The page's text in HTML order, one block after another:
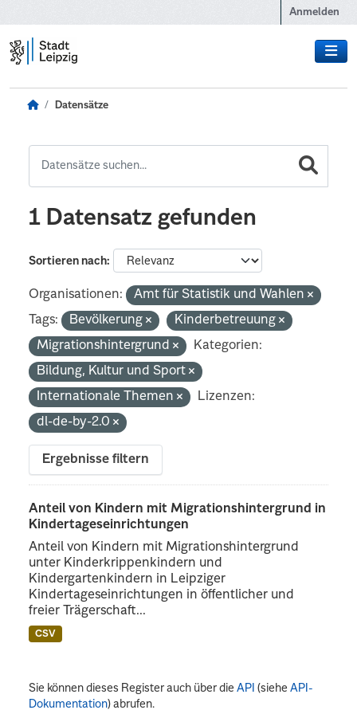
Anmelden
Datensätze
1 Datensatz gefunden
Sortieren nach
Organisationen:
Amt für Statistik und Wahlen
Tags:
Bevölkerung
Kinderbetreuung
Migrationshintergrund
Kategorien:
Bildung, Kultur und Sport
Internationale Themen
Lizenzen:
dl-de-by-2.0
Ergebnisse filtern
Anteil von Kindern mit Migrationshintergrund in
Kindertageseinrichtungen
Anteil von Kindern mit Migrationshintergrund
unter Kinderkrippenkindern und
Kindergartenkindern in Leipziger
Kindertageseinrichtungen in öffentlicher und
freier Trägerschaft...
CSV
Sie können dieses Register auch über dieAPI (sieheAPI-
Dokumentation) abrufen.